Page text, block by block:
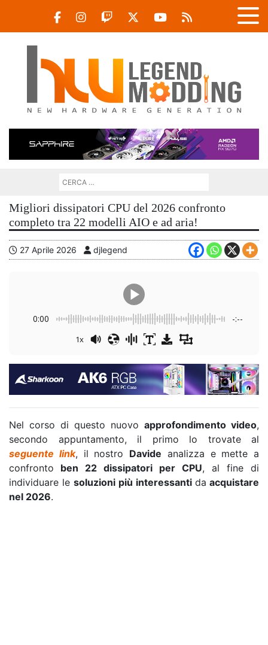
Migliori dissipatori CPU del 2026 confronto
completo tra 22 modelli AIO e ad aria!
27 Aprile 2026 djlegend
0:00 -:--
1x
Nel corso di questo nuovo approfondimento video,
secondo appuntamento, il primo lo trovate al
seguente link, il nostro Davide analizza e mette a
confronto ben 22 dissipatori per CPU, al fine di
individuare le soluzioni più interessanti da acquistare
nel 2026.